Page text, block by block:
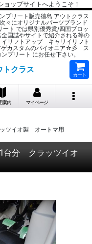
ップサイトへようこそ！
プリート販売徳島 アウトクラス
々にオリジナルパーツブランド
ト では県別優秀賞/四国ブロッ
国誌やサイトで紹介される等の
イリフトアップ キャリイリフト
ゲカスタムのパイオニア☆彡 ス
プリート にお任せ下さい。
トクラス
カート
案内 マイページ
ツイオ製 オートマ用
台分 クラッツイオ